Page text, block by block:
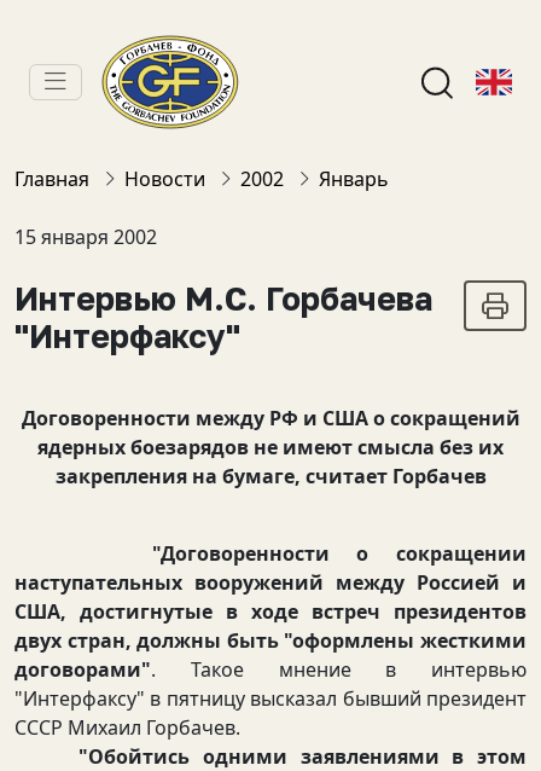
Главная Новости 2002 Январь
15 января 2002
Интервью М.С. Горбачева
"Интерфаксу"
Договоренности между РФ и США о сокращений
ядерных боезарядов не имеют смысла без их
закрепления на бумаге, считает Горбачев
"Договоренности о сокращении
наступательных вооружений между Россией и
США, достигнутые в ходе встреч президентов
двух стран, должны быть "оформлены жесткими
договорами". Такое мнение в интервью
"Интерфаксу" в пятницу высказал бывший президент
СССР Михаил Горбачев.
"Обойтись одними заявлениями в этом